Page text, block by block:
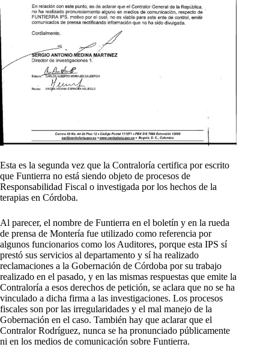
Esta es la segunda vez que la Contraloría certifica por escrito
que Funtierra no está siendo objeto de procesos de
Responsabilidad Fiscal o investigada por los hechos de la
terapias en Córdoba.
Al parecer, el nombre de Funtierra en el boletín y en la rueda
de prensa de Montería fue utilizado como referencia por
algunos funcionarios como los Auditores, porque esta IPS sí
prestó sus servicios al departamento y sí ha realizado
reclamaciones a la Gobernación de Córdoba por su trabajo
realizado en el pasado, y en las mismas respuestas que emite la
Contraloría a esos derechos de petición, se aclara que no se ha
vinculado a dicha firma a las investigaciones. Los procesos
fiscales son por las irregularidades y el mal manejo de la
Gobernación en el caso. También hay que aclarar que el
Contralor Rodríguez, nunca se ha pronunciado públicamente
ni en los medios de comunicación sobre Funtierra.